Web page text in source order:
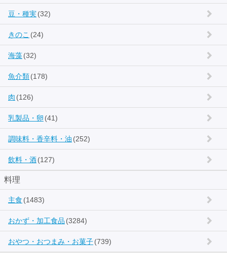
豆・種実(32)
きのこ (24)
海藻(32)
魚介類(178)
肉 (126)
乳製品・卵 (41)
調味料・香辛料・油 (252)
飲料・酒(127)
料理
主食 (1483)
おかず・加工食品 (3284)
おやつ・おつまみ・お菓子(739)